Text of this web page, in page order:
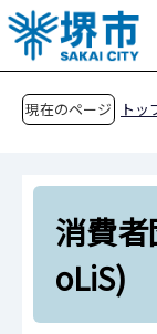
こ
の
ペ
現在のページ トッ
消
消費
oLiS)